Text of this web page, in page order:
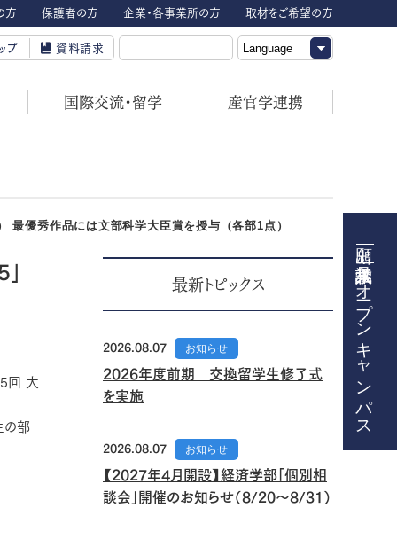
方 保護者の方 企業・各事業所の方 取材をご希望の方
国際交流・留学 産官学連携
プ 資料請求
オープンキャンパス
優秀作品には文部科学大臣賞を授与（各部1点）
回 大
の部
最新トピックス
2026.08.07 お知らせ
2026年度前期 交換留学生修了式
を実施
2026.08.07 お知らせ
【2027年4月開設】経済学部「個別相
談会」開催のお知らせ（8/20～8/31）